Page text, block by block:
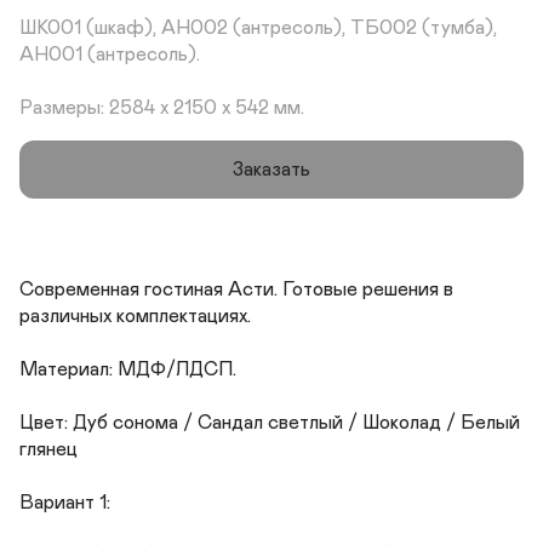
ШК001 (шкаф), АН002 (антресоль), ТБ002 (тумба),
АН001 (антресоль).
Размеры: 2584 х 2150 х 542 мм.
Заказать
Современная гостиная Асти. Готовые решения в
различных комплектациях.
Материал: МДФ/ЛДСП.
Цвет: Дуб сонома / Сандал светлый / Шоколад / Белый
глянец
Вариант 1: